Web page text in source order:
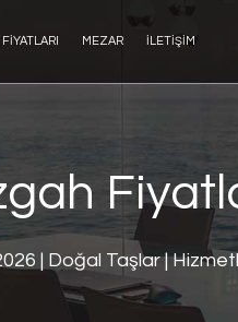
MEZAR İLETIŞIM
| Doğal Taşlar |